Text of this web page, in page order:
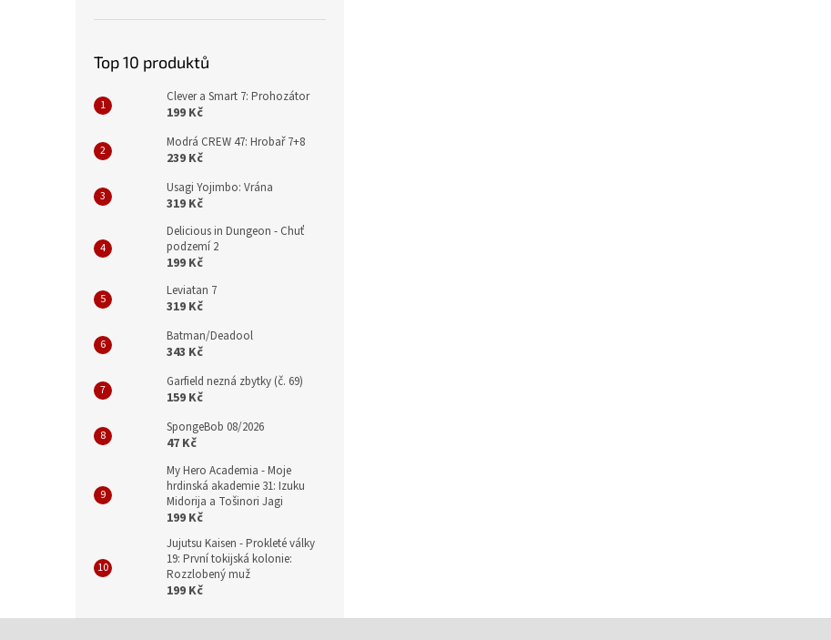
Top 10 produktů
Clever a Smart 7: Prohozátor
199 Kč
Modrá CREW 47: Hrobař 7+8
239 Kč
Usagi Yojimbo: Vrána
319 Kč
Delicious in Dungeon - Chuť
podzemí 2
199 Kč
Leviatan 7
319 Kč
Batman/Deadool
343 Kč
Garfield nezná zbytky (č. 69)
159 Kč
SpongeBob 08/2026
47 Kč
My Hero Academia - Moje
hrdinská akademie 31: Izuku
Midorija a Tošinori Jagi
199 Kč
Jujutsu Kaisen - Prokleté války
19: První tokijská kolonie:
Rozzlobený muž
199 Kč